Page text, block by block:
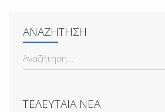
ΑΝΑΖΉΤΗΣΗ
ΑΝΑΖΉΤΗΣΗ...
ΤΕΛΕΥΤΑΊΑ ΝΈΑ